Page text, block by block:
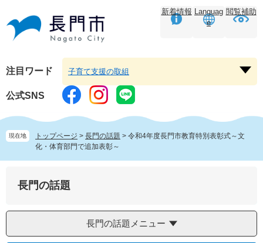
頭
す。
飛
し
本
文
へ
新着情報 Languag
e
閲覧補助
注目ワード
ー
子育て支援の取組
公式SNS
現在地 トップページ > 長門の話題 > 令和4年度長門市教育特別表彰式～文
化・体育部門で追加表彰～
長門の話題
長門の話題メニュー